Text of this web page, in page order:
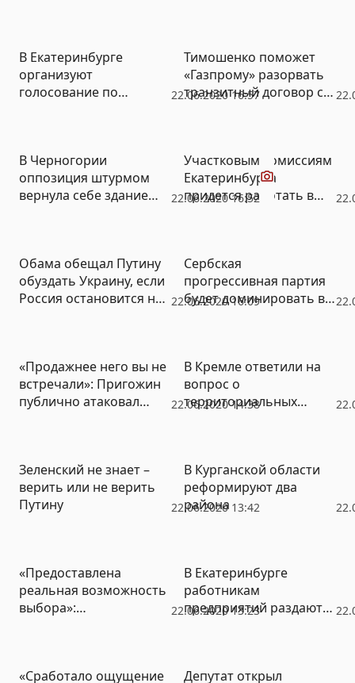
22.06.2020 16:57
В Екатеринбурге
организуют
голосование по
Тимошенко поможет
«Газпрому» разорвать
транзитный договор с
22.06.2020 16:52
В Черногории
оппозиция штурмом
вернула себе здание
Видео
Участковым комиссиям
Екатеринбурга
придется работать в
22.06.2020 16:09
Обама обещал Путину
обуздать Украину, если
Россия остановится на
Сербская
прогрессивная партия
будет доминировать в
22.06.2020 14:38
«Продажнее него вы не
встречали»: Пригожин
публично атаковал
В Кремле ответили на
вопрос о
территориальных
22.06.2020 13:42
Зеленский не знает –
верить или не верить
Путину
В Курганской области
реформируют два
района
22.06.2020 13:23
«Предоставлена
реальная возможность
выбора»:
кампанию в Сербии
В Екатеринбурге
работникам
предприятий раздают
«Сработало ощущение
Депутат открыл